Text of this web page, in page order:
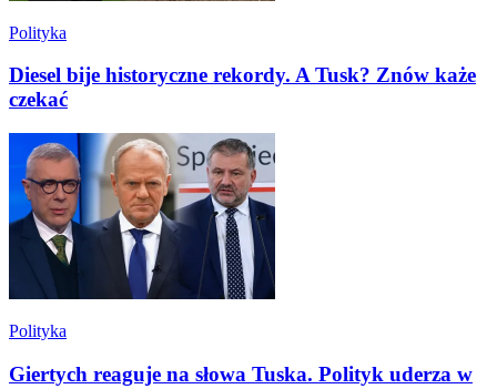
Polityka
Diesel bije historyczne rekordy. A Tusk? Znów każe
czekać
Polityka
Giertych reaguje na słowa Tuska. Polityk uderza w